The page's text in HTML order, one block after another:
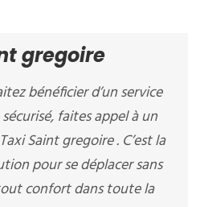
gregoire
bénéficier d’un service
faites appel à un
Saint gregoire . C’est la
pour se déplacer sans
confort dans toute la